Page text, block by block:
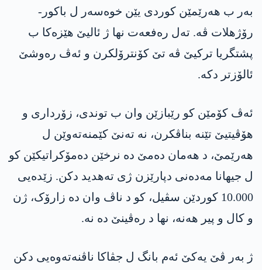
بەر ب ھەرێمێن کوردی یێن خوەسەر ل باکور-
رۆژھلات ڤە. تەل رەفعەت نھا ژ ئالیێ ھێزەکا ب
پشتگریا ترکیێ ڤە تێ کۆنترۆلکرن و ئەڤ رەوشێ
ئالۆزتر دکە.
ئەڤ کۆمێن کو رێبازێن وان ب توندی، زۆرداری و
ھۆڤیتیێ تێنە بناڤکرن، نە تەنێ کێمنەتەوێن ل
ھەرێمێ، د ھەمان دەمێ دە نرخێن دەمۆکراتیکێن کو
ل جیھانا مەدەنی دپارێزن ژی تەھدید دکن. زێدەیی
10.000 کوردێن سڤیل، کو د ناڤ وان دە زارۆک، ژن
و کال و پیر ھەنە، نھا د رەڤینێ دە نە.
ژ بەر ڤێ یەکێ ئەم بانگ ل جڤاکا ناڤنەتەوەیی دکن